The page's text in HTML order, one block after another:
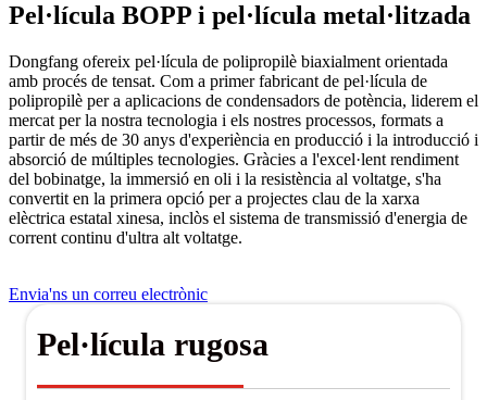
Pel·lícula BOPP i pel·lícula metal·litzada
Dongfang ofereix pel·lícula de polipropilè biaxialment orientada
amb procés de tensat. Com a primer fabricant de pel·lícula de
polipropilè per a aplicacions de condensadors de potència, liderem el
mercat per la nostra tecnologia i els nostres processos, formats a
partir de més de 30 anys d'experiència en producció i la introducció i
absorció de múltiples tecnologies. Gràcies a l'excel·lent rendiment
del bobinatge, la immersió en oli i la resistència al voltatge, s'ha
convertit en la primera opció per a projectes clau de la xarxa
elèctrica estatal xinesa, inclòs el sistema de transmissió d'energia de
corrent continu d'ultra alt voltatge.
Envia'ns un correu electrònic
Pel·lícula rugosa